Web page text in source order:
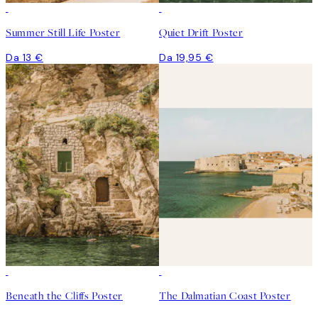
Summer Still Life Poster
Da 13 €
Quiet Drift Poster
Da 19,95 €
Beneath the Cliffs Poster The Dalmatian Coast Poster